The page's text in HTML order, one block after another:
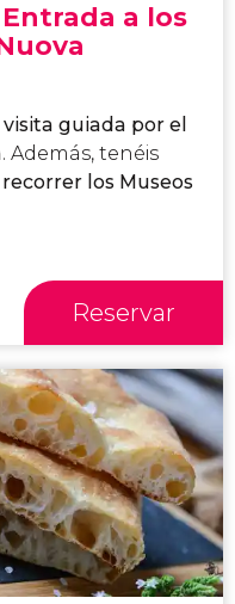
a los
visita guiada por el
. Además, tenéis
los Museos
Reservar